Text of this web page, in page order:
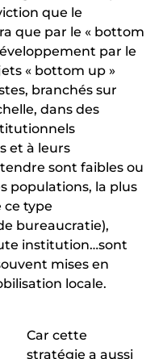
que le
que par le « bottom
par le
« bottom up »
branchés sur
dans des
et à leurs
sont faibles ou
populations, la plus
ce type
bureaucratie),
institution…sont
mises en
locale.
Car cette
stratégie a aussi